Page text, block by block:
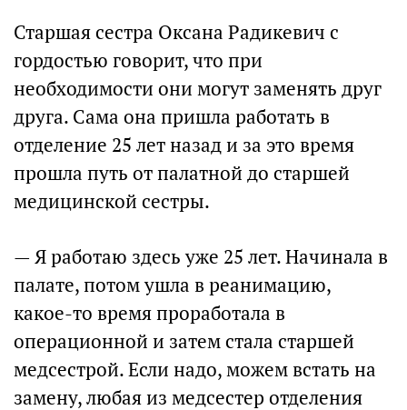
Старшая сестра Оксана Радикевич с
гордостью говорит, что при
необходимости они могут заменять друг
друга. Сама она пришла работать в
отделение 25 лет назад и за это время
прошла путь от палатной до старшей
медицинской сестры.
— Я работаю здесь уже 25 лет. Начинала в
палате, потом ушла в реанимацию,
какое-то время проработала в
операционной и затем стала старшей
медсестрой. Если надо, можем встать на
замену, любая из медсестер отделения